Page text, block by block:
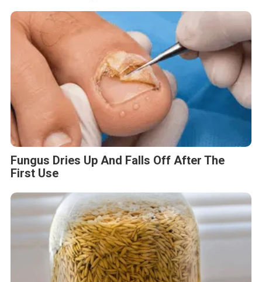
Fungus Dries Up And Falls Off After The
First Use